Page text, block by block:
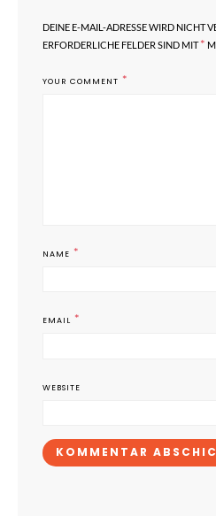
DEINE E-MAIL-ADRESSE WIRD NICHT
ERFORDERLICHE FELDER SIND MIT*
YOUR COMMENT *
NAME *
EMAIL *
WEBSITE